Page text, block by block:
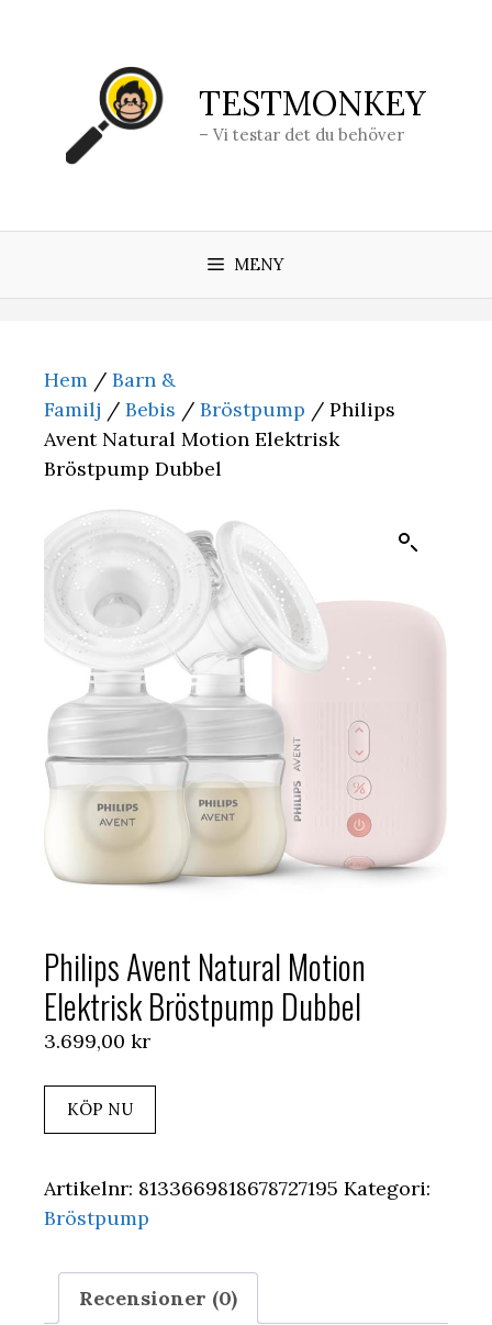
TESTMONKEY
– Vi testar det du behöver
MENY
Hem / Barn &
Familj / Bebis / Bröstpump / Philips
Avent Natural Motion Elektrisk
Bröstpump Dubbel
Philips Avent Natural Motion
Elektrisk Bröstpump Dubbel
3.699,00 kr
KÖP NU
Artikelnr: 8133669818678727195 Kategori:
Bröstpump
Recensioner (0)